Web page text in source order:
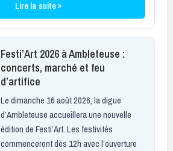
Lire la suite »
Festi’Art 2026 à Ambleteuse :
concerts, marché et feu
d’artifice
Le dimanche 16 août 2026, la digue
d’Ambleteuse accueillera une nouvelle
édition de Festi’Art. Les festivités
commenceront dès 12h avec l’ouverture